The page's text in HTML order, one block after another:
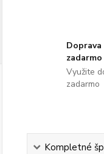
Doprava
zadarmo
Využite
zadarmo
Kompletné